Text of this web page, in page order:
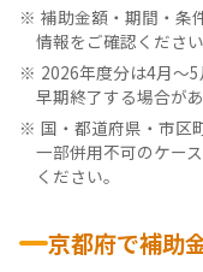
補助金額・期間・条
情報をご確認ください
2026年度分は4月〜
早期終了する場合があ
国・都道府県・市区
一部併用不可のケー
ください。
京都府で補助